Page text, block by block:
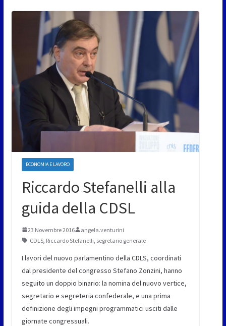
ECONOMIA E LAVORO
Riccardo Stefanelli alla
guida della CDSL
23 Novembre 2016
angela.venturini
CDLS, Riccardo Stefanelli segretario generale
I lavori del nuovo parlamentino della CDLS, coordinati
dal presidente del congresso Stefano Zonzini, hanno
seguito un doppio binario: la nomina del nuovo vertice,
segretario e segreteria confederale, e una prima
definizione degli impegni programmatici usciti dalle
giornate congressuali.